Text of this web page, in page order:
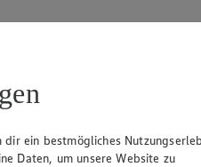
dir ein bestmögliches
Daten, um unsere Website zu